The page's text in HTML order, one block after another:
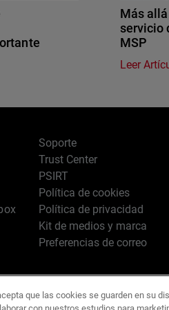
Más
servicio
MSP
Leer
Soporte
Trust Center
PSIRT
Política de cookies
Política de privacidad
Kit de medios y marca
Preferencias de correo
© 1996-2026
que las cookies se guarden en su